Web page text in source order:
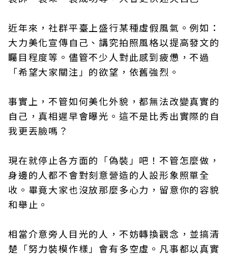
近年來，社群平臺上盛行某種虛假風氣。例如：
大力美化宣傳自己、講究拍照風格以提高發文的
矚目程度等。儘管不少人對此感到疲憊，不過
「希望大家關注」的欲望，依舊強烈。
事實上，不管如何美化外貌，都無法改變真實的
自己，真相遲早會曝光。這不是比秀出實際的自
我更丟臉嗎？
現在就停止各方面的「偽裝」吧！不管怎麼做，
身邊的人都不會對刻意營造的人設形象照單全
收。畢竟大家也沒放那麼多心力，留意你的容貌
和舉止。
相當介意旁人目光的人，不妨轉換觀念，並搞清
楚「努力裝模作樣」會有多空虛。凡事都以真實